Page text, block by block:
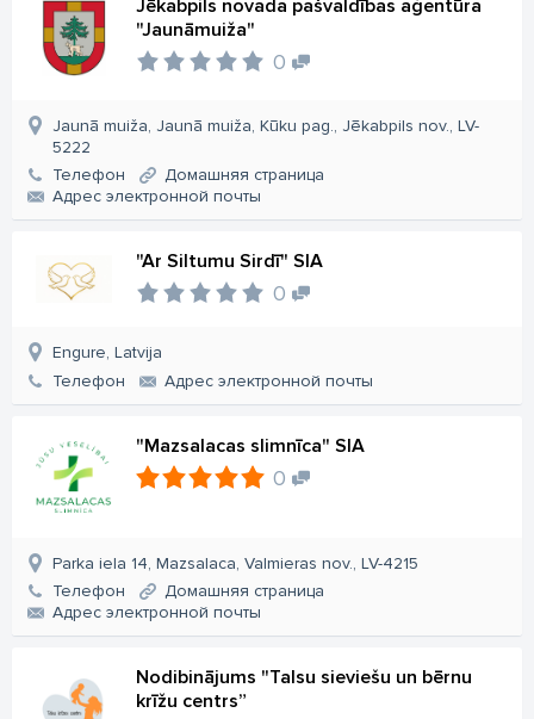
Jēkabpils novada pašvaldības aģentūra
"Jaunāmuiža"
0
Jaunā muiža, Jaunā muiža, Kūku pag., Jēkabpils nov., LV-
5222
Телефон
Домашняя страница
Aдрес электронной почты
"Ar Siltumu Sirdī" SIA
0
Engure, Latvija
Телефон
Aдрес электронной почты
"Mazsalacas slimnīca" SIA
0
Parka iela 14, Mazsalaca, Valmieras nov., LV-4215
Телефон
Домашняя страница
Aдрес электронной почты
Nodibinājums "Talsu sieviešu un bērnu
krīžu centrs”